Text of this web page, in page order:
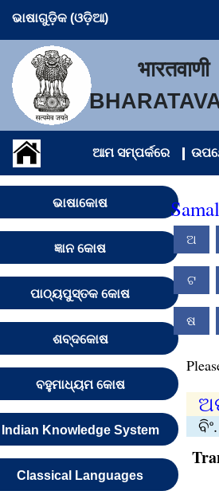
ଭାଷାଗୁଡ଼ିକ (ଓଡ଼ିଆ)
भारतवाणी
ଆମ ସମ୍ପର୍କରେ
ଭାଷାକୋଷ
ଜ୍ଞାନ କୋଷ
ପାଠ୍ୟପୁସ୍ତକ କୋଷ
ଶବ୍ଦକୋଷ
ବହୁମାଧ୍ୟମ କୋଷ
Indian Knowledge System
Classical Languages
ଅ
ଟ
ଷ